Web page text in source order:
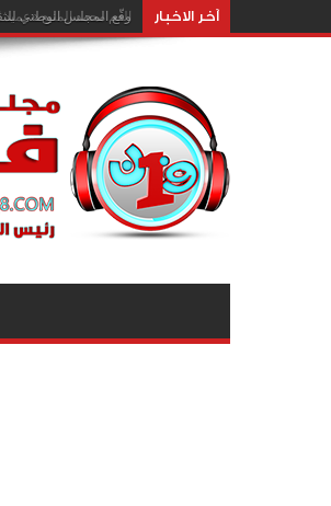
آخر الاخبار وقّع المجلس الوطني